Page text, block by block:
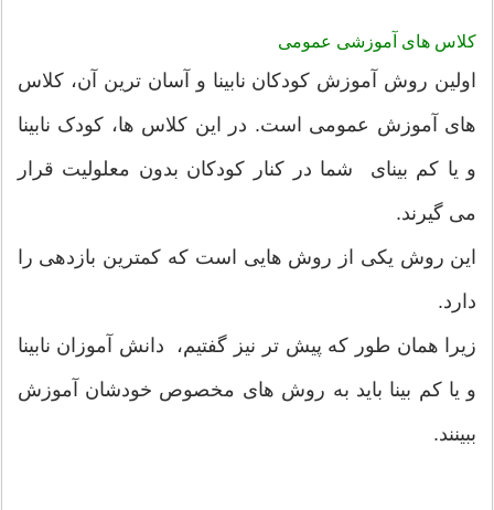
کلاس های آموزشی عمومی
اولین روش آموزش کودکان نابینا و آسان ترین آن، کلاس
های آموزش عمومی است. در این کلاس ها، کودک نابینا
و یا کم بینای شما در کنار کودکان بدون معلولیت قرار
می گیرند.
این روش یکی از روش هایی است که کمترین بازدهی را
دارد.
زیرا همان طور که پیش تر نیز گفتیم، دانش آموزان نابینا
و یا کم بینا باید به روش های مخصوص خودشان آموزش
ببینند.